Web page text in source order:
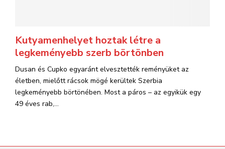
Kutyamenhelyet hoztak létre a
legkeményebb szerb börtönben
Dusan és Cupko egyaránt elvesztették reményüket az
életben, mielőtt rácsok mögé kerültek Szerbia
legkeményebb börtönében. Most a páros – az egyikük egy
49 éves rab,...